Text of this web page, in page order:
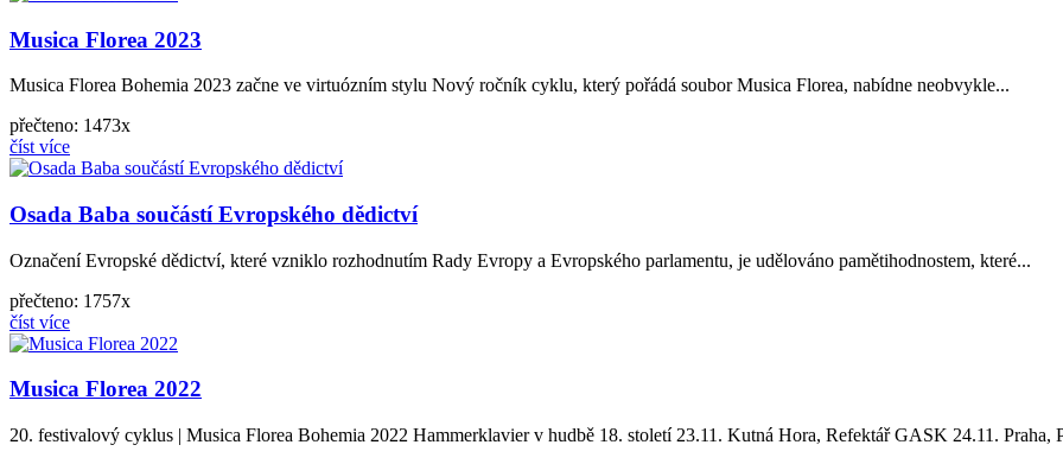
Musica Florea 2023
Musica Florea Bohemia 2023 začne ve virtuózním stylu Nový ročník cyklu, který pořádá soubor Musica Florea, nabídne neobvykle...
přečteno: 1473x
číst více
Osada Baba součástí Evropského dědictví
Označení Evropské dědictví, které vzniklo rozhodnutím Rady Evropy a Evropského parlamentu, je udělováno pamětihodnostem, které...
přečteno: 1757x
číst více
Musica Florea 2022
20. festivalový cyklus | Musica Florea Bohemia 2022 Hammerklavier v hudbě 18. století 23.11. Kutná Hora, Refektář GASK 24.11. Praha,